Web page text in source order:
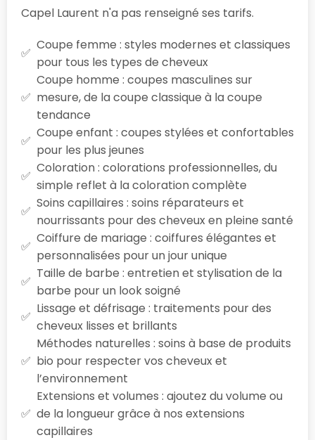
Capel Laurent n'a pas renseigné ses tarifs.
Coupe femme : styles modernes et classiques
pour tous les types de cheveux
Coupe homme : coupes masculines sur
mesure, de la coupe classique à la coupe
tendance
Coupe enfant : coupes stylées et confortables
pour les plus jeunes
Coloration : colorations professionnelles, du
simple reflet à la coloration complète
Soins capillaires : soins réparateurs et
nourrissants pour des cheveux en pleine santé
Coiffure de mariage : coiffures élégantes et
personnalisées pour un jour unique
Taille de barbe : entretien et stylisation de la
barbe pour un look soigné
Lissage et défrisage : traitements pour des
cheveux lisses et brillants
Méthodes naturelles : soins à base de produits
bio pour respecter vos cheveux et
l’environnement
Extensions et volumes : ajoutez du volume ou
de la longueur grâce à nos extensions
capillaires